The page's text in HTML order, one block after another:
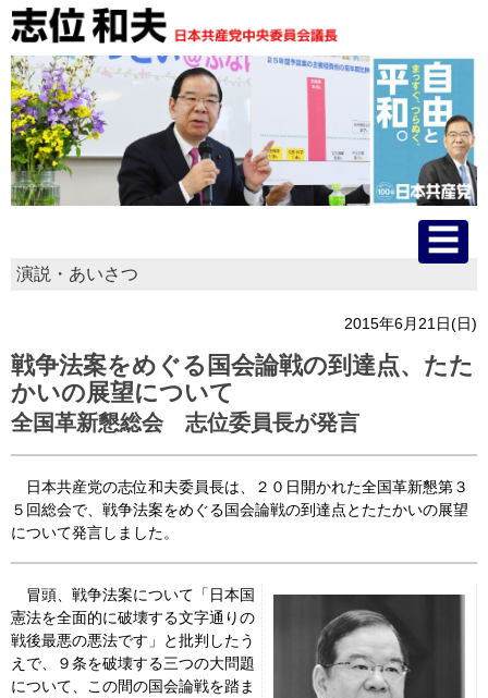
プロフィール
主な活動
国会質問
会見・発言集
論文・著書
演説・あいさつ
2015年6月21日(日)
戦争法案をめぐる国会論戦の到達点、たた
かいの展望について
全国革新懇総会 志位委員長が発言
日本共産党の志位和夫委員長は、２０日開かれた全国革新懇第３
５回総会で、戦争法案をめぐる国会論戦の到達点とたたかいの展望
について発言しました。
冒頭、戦争法案について「日本国
憲法を全面的に破壊する文字通りの
戦後最悪の悪法です」と批判したう
えで、９条を破壊する三つの大問題
について、この間の国会論戦を踏ま